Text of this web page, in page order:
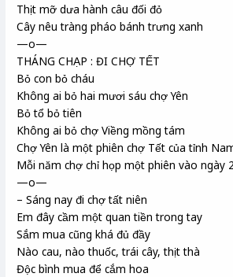
Thịt mỡ dưa hành câu đối đỏ
Cây nêu tràng pháo bánh trưng xanh
—o—
THÁNG CHẠP : ĐI CHỢ TẾT
Bỏ con bỏ cháu
Không ai bỏ hai mươi sáu chợ Yên
Bỏ tổ bỏ tiên
Không ai bỏ chợ Viềng mồng tám
Chợ Yên là một phiên chợ Tết của tỉnh
Mỗi năm chợ chỉ họp một phiên vào ngày
—o—
– Sáng nay đi chợ tất niên
Em đây cầm một quan tiền trong tay
Sắm mua cũng khá đủ đầy
Nào cau, nào thuốc, trái cây, thịt thà
Độc bình mua để cắm hoa